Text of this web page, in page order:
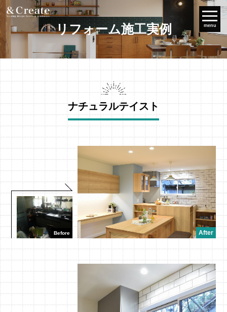
menu
リフォーム施工実例
ナチュラルテイスト